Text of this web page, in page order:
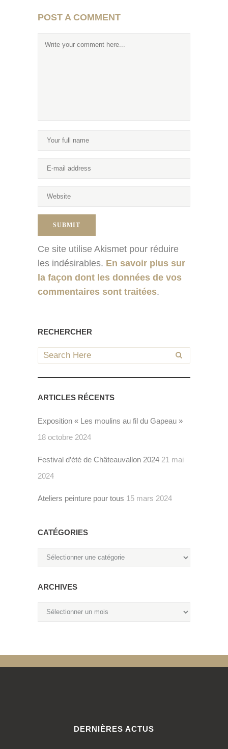
POST A COMMENT
Ce site utilise Akismet pour réduire
les indésirables. En savoir plus sur
la façon dont les données de vos
commentaires sont traitées.
RECHERCHER
ARTICLES RÉCENTS
Exposition « Les moulins au fil du Gapeau »
18 octobre 2024
Festival d’été de Châteauvallon 2024 21 mai
2024
Ateliers peinture pour tous 15 mars 2024
CATÉGORIES
ARCHIVES
DERNIÈRES ACTUS